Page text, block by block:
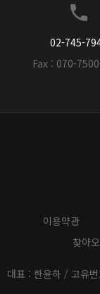
02-745-
Fax : 070-
이용약관
찾아
대표 : 한윤하 / 고유